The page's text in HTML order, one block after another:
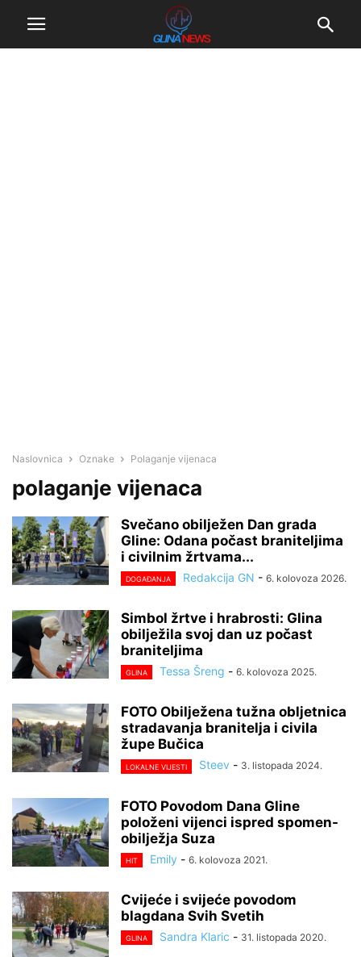
Naslovnica Oznake Polaganje vijenaca
polaganje vijenaca
Svečano obilježen Dan grada
Gline: Odana počast braniteljima
i civilnim žrtvama...
DOGAĐANJA Redakcija GN - 6. kolovoza 2026.
Simbol žrtve i hrabrosti: Glina
obilježila svoj dan uz počast
braniteljima
GLINA Tessa Šreng - 6. kolovoza 2025.
FOTO Obilježena tužna obljetnica
stradavanja branitelja i civila
župe Bučica
LOKALNE VIJESTI Steev - 3. listopada 2024.
FOTO Povodom Dana Gline
položeni vijenci ispred spomen-
obilježja Suza
HIT Emily - 6. kolovoza 2021.
Cvijeće i svijeće povodom
blagdana Svih Svetih
GLINA Sandra Klaric - 31. listopada 2020.